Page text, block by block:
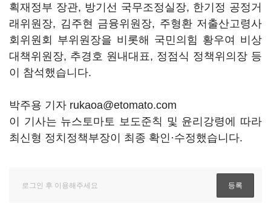
획재정부 장관, 방기선 국무조정실장, 한기정 공정거
래위원장, 김주현 금융위원장, 주형환 저출산고령사
회위원회 부위원장을 비롯해 국민의힘 황우여 비상
대책위원장, 추경호 원내대표, 정점식 정책위의장 등
이 참석했습니다.
박주용 기자 rukaoa@etomato.com
이 기사는 뉴스토마토 보도준칙 및 윤리강령에 따라
최신형 정치정책부장이 최종 확인·수정했습니다.